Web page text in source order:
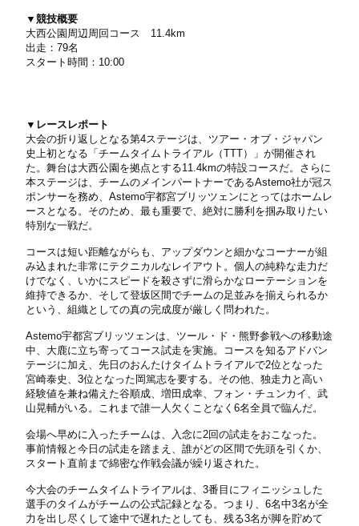
▼競技概要
大西公園周辺周回コース 11.4km
出走：79名
スタート時間：10:00
▼レースレポート
大会の折り返しとなる第4ステージは、ツアー・オブ・ジャパン
史上初となる「チームタイムトライアル（TTT）」が開催され
た。舞台は大西公園を拠点とする11.4kmの特設コースだ。さらに
本ステージは、チームのメインパートナーであるAstemo社が冠ス
ポンサーを務め、Astemo宇都宮ブリッツェンにとってはホームレ
ースとなる。そのため、最も重要で、絶対に勝利を掴み取りたい
特別な一戦だ。
コースは短い距離ながらも、アップダウンと細かなコーナーが組
み込まれた非常にテクニカルなレイアウト。個人の純粋な走力だ
けでなく、いかにスピードを殺さずに滑らかなローテーションを
維持できるか、そして登坂区間でチームの足並みを揃えられるか
という、組織としての真の完成度が厳しく問われた。
Astemo宇都宮ブリッツェンは、ツール・ド・熊野参戦への移動途
中、大鹿に立ち寄ってコース試走を実施。コースを知るアドバン
テージに加え、先日のおんたけタイムトライアルで2位となった
宮崎泰史、3位となった岡篤志を要する。その他、独走力と高い
経験値を兼ね備えた谷順成、増田成幸、フォン・チュンカイ、武
山晃輔がいる。これまで誰一人欠くことなく6名全員で臨んだ。
会場へ早めに入ったチームは、入念に2回の試走をおこなった。
事前情報と今日の試走を踏まえ、誰がどの区間で先頭を引くか、
スタート直前まで綿密な作戦会議が繰り返された。
今大会のチームタイムトライアルは、3番目にフィニッシュした
選手のタイムがチームの公式記録となる。つまり、6名中3名が全
力を出し尽くして途中で遅れたとしても、残る3名が脚を貯めて